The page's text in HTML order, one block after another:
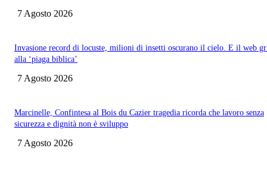
7 Agosto 2026
Invasione record di locuste, milioni di insetti oscurano il cielo. E il web
alla ‘piaga biblica’
7 Agosto 2026
Marcinelle, Confintesa al Bois du Cazier tragedia ricorda che lavoro senza
sicurezza e dignità non è sviluppo
7 Agosto 2026